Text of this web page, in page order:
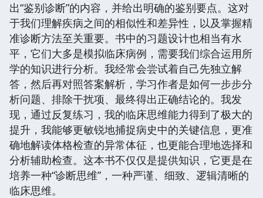
出“鉴别诊断”的内容，并给出明确的鉴别要点。这对
于我们理解疾病之间的相似性和差异性，以及掌握精
准诊断方法至关重要。书中的习题设计也相当有水
平，它们大多是模拟临床病例，需要我们综合运用所
学的知识进行分析。我经常会尝试着自己先独立解
答，然后再对照答案解析，学习作者是如何一步步分
析问题、排除干扰项、最终得出正确结论的。我发
现，通过反复练习，我的临床思维能力得到了极大的
提升，我能够更敏锐地捕捉病史中的关键信息，更准
确地解读体格检查的异常体征，也更能合理地选择和
分析辅助检查。这本书不仅仅是提供知识，它更是在
培养一种“诊断思维”，一种严谨、细致、逻辑清晰的
临床思维。